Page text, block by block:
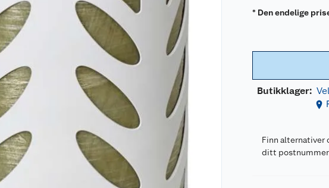
* Den endelige
Butikklager:
Finn alternativer
ditt postnummer